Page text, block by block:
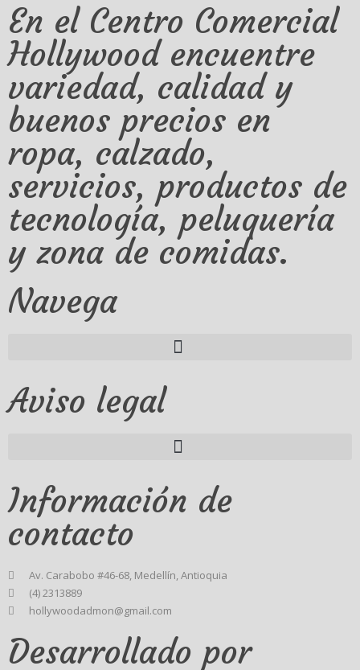
En el Centro Comercial
Hollywood encuentre
variedad, calidad y
buenos precios en
ropa, calzado,
servicios, productos de
tecnología, peluquería
y zona de comidas.
Navega
Aviso legal
Información de
contacto
Av. Carabobo #46-68, Medellín, Antioquia
(4) 2313889
hollywoodadmon@gmail.com
Desarrollado por